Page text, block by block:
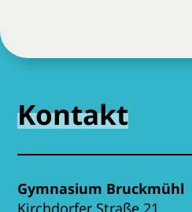
Kontakt
Gymnasium Bruckmühl
Kirchdorfer Straße 21